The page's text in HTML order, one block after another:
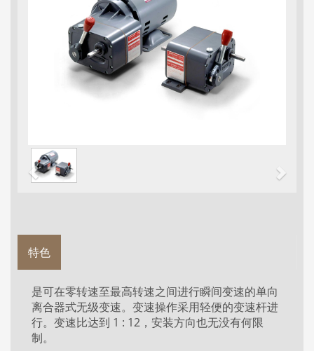
特色
是可在零转速至最高转速之间进行瞬间变速的单向
离合器式无级变速。变速操作采用轻便的变速杆进
行。变速比达到 1 : 12，安装方向也无没有何限
制。